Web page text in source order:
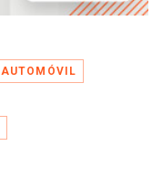
AUTOMÓVIL